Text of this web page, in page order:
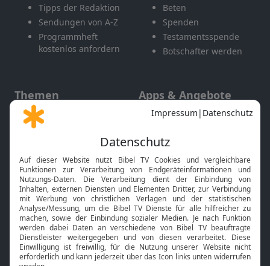
Tipps der Redaktion
Sendungen von A-Z
Programmheft
kostenlos anfordern
Beten
Spenden
Testamentsspende
Botschafter werden
Themen
Gott und Bibel erklärt
Neuigkeiten
Apps & Angebote
Mobile App
Smart TV
HbbTV
Bibelthek Online-Bibel
Nächster Gottesdienst
Bibel TV Service